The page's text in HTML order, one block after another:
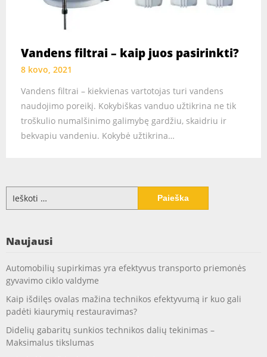
Vandens filtrai – kaip juos pasirinkti?
8 kovo, 2021
Vandens filtrai – kiekvienas vartotojas turi vandens
naudojimo poreikį. Kokybiškas vanduo užtikrina ne tik
troškulio numalšinimo galimybę gardžiu, skaidriu ir
bekvapiu vandeniu. Kokybė užtikrina…
Ieškoti:
Naujausi
Automobilių supirkimas yra efektyvus transporto priemonės
gyvavimo ciklo valdyme
Kaip išdilęs ovalas mažina technikos efektyvumą ir kuo gali
padėti kiaurymių restauravimas?
Didelių gabaritų sunkios technikos dalių tekinimas –
Maksimalus tikslumas